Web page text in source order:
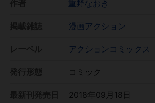
重野なおき
漫画アクション
アクションコミックス
コミック
2018年09月18日